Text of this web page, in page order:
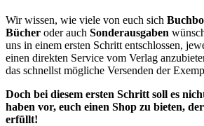
Wir wissen, wie viele von euch sich
Bücher oder auch Sonderausgaben
uns in einem ersten Schritt entschlossen,
einen direkten Service vom Verlag
das schnellst mögliche Versenden der
Doch bei diesem ersten Schritt soll es
haben vor, euch einen Shop zu bieten,
erfüllt!